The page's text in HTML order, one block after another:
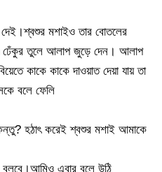
মশাইও তার বোতলের
ঢেঁকুর তুলে আলাপ জুড়ে দেন। আলাপ
কাকে কাকে দাওয়াত দেয়া যায় তা
বলে ফেলি
হঠাৎ করেই শ্বশুর মশাই আমাকে
এবার বলে উঠি